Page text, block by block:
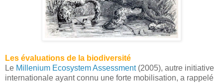
Les évaluations de la biodiversité
Le Millenium Ecosystem Assessment (2005), autre initiative
internationale ayant connu une forte mobilisation, a rappelé